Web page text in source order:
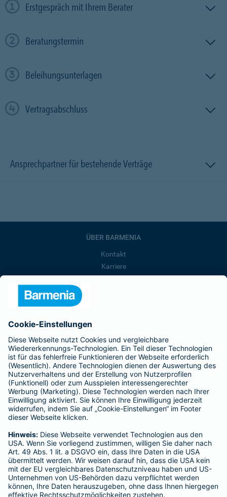
Erstgespräch mit Ihrem Berater
Beratungstermin
Beleihungsunterlagen
Vertragsabschluss
Ansprechpartner für bestehende Verträge
ÜBER BARMENIA
Kontakt
Karriere
Barmenia ist Teil der BarmeniaGothaer
BELIEBTE SEITEN
Kranken-Zusatzversicherung
Tierversicherungen
Haftpflichtversicherung
Hausratversicherung
Adresse ändern
Schaden melden
Kilometerstandsmeldung
Serviceübersicht